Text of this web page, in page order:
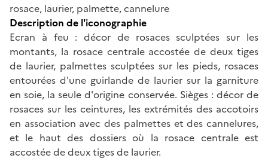
rosace, laurier, palmette, cannelure
Description de l'iconographie
Ecran à feu : décor de rosaces sculptées sur les
montants, la rosace centrale accostée de deux tiges
de laurier, palmettes sculptées sur les pieds, rosaces
entourées d'une guirlande de laurier sur la garniture
en soie, la seule d'origine conservée. Sièges : décor de
rosaces sur les ceintures, les extrémités des accotoirs
en association avec des palmettes et des cannelures,
et le haut des dossiers où la rosace centrale est
accostée de deux tiges de laurier.